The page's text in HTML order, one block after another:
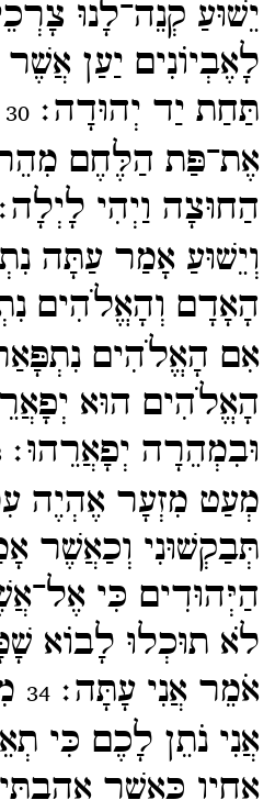
יֵשׁוּעַ קְנֵה־​לָנוּ
לָאֶבְיוֹנִים יַעַן
תַּחַת יַד יְהוּדָה׃30
אֶת־​פַּת הַלֶּחֶם
הַחוּצָה וַיְהִי לָיְלָה׃
וְיֵשׁוּעַ אָמַר עַתָּה
הָאָדָם וְהָאֱלֹהִים
אִם הָאֱלֹהִים
הָאֱלֹהִים הוּא
וּבִמְהֵרָה יְפָאֲרֵהוּ׃
מְעַט מִזְעָר אֶהְיֶה
תְּבַקְשׁוּנִי וְכַאֲשֶׁר
הַיְּהוּדִים כִּי
לֹא תוּכְלוּ לָבוֹא
אֹמֵר אֲנִי עָתָּה׃34
אֲנִי נֹתֵן לָכֶם כִּי
אָחִיו כַּאֲשֶׁר